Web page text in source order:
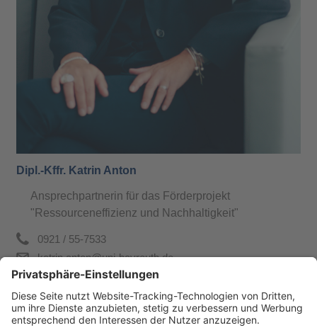
Dipl.-Kffr. Katrin Anton
Ansprechpartnerin für das Förderprojekt
"Ressourceneffizienz und Nachhaltigkeit"
0921 / 55-7533
katrin.anton@uni-bayreuth.de